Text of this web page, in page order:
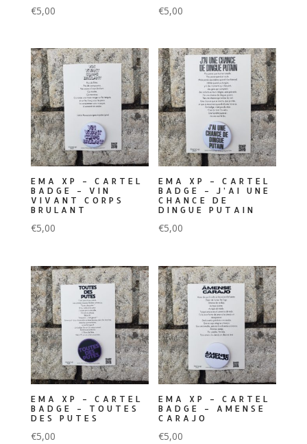
€5,00 €5,00
EMA XP – CARTEL
BADGE – VIN
VIVANT CORPS
BRULANT
€5,00
EMA XP – CARTEL
BADGE – J’AI UNE
CHANCE DE
DINGUE PUTAIN
€5,00
EMA XP – CARTEL
BADGE – TOUTES
DES PUTES
€5,00
EMA XP – CARTEL
BADGE – AMENSE
CARAJO
€5,00